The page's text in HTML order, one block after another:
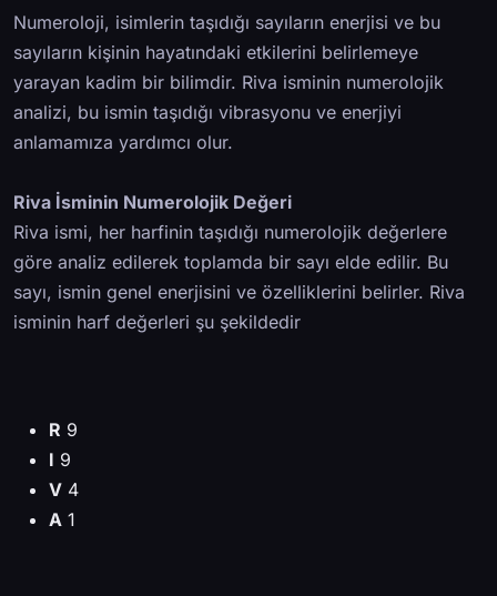
Numeroloji, isimlerin taşıdığı sayıların enerjisi ve bu
sayıların kişinin hayatındaki etkilerini belirlemeye
yarayan kadim bir bilimdir. Riva isminin numerolojik
analizi, bu ismin taşıdığı vibrasyonu ve enerjiyi
anlamamıza yardımcı olur.
Riva İsminin Numerolojik Değeri
Riva ismi, her harfinin taşıdığı numerolojik değerlere
göre analiz edilerek toplamda bir sayı elde edilir. Bu
sayı, ismin genel enerjisini ve özelliklerini belirler. Riva
isminin harf değerleri şu şekildedir
R 9
I 9
V 4
A 1